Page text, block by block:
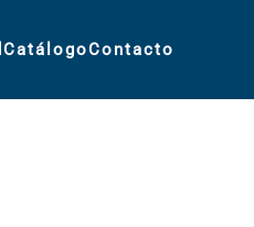
CatálogoContacto